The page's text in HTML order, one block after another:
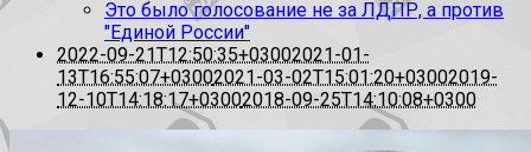
Это было голосование не за ЛДПР, а против
"Единой России"
2022-09-21T12:50:35+03002021-01-
13T16:55:07+03002021-03-02T15:01:20+03002019-
12-10T14:18:17+03002018-09-25T14:10:08+0300